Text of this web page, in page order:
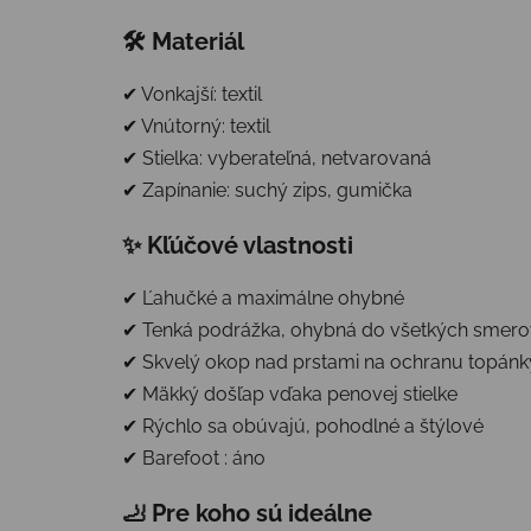
🛠 Materiál
✔ Vonkajší: textil
✔ Vnútorný: textil
✔ Stielka: vyberateľná, netvarovaná
✔ Zapínanie: suchý zips, gumička
✨ Kľúčové vlastnosti
✔ Ľahučké a maximálne ohybné
✔ Tenká podrážka, ohybná do všetkých
✔ Skvelý okop nad prstami na ochranu
✔ Mäkký došľap vďaka penovej stielke
✔ Rýchlo sa obúvajú, pohodlné a štýlové
✔ Barefoot : áno
🦶 Pre koho sú ideálne